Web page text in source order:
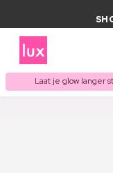
Laat je glow langer